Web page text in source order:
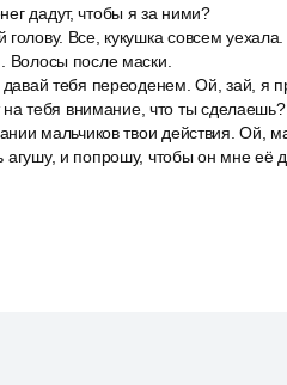
дадут, чтобы я за ними?
Все, кукушка совсем
Волосы после маски.
тебя переоденем. Ой, зай, я
тебя внимание, что ты сделаешь?
мальчиков твои действия. Ой,
и попрошу, чтобы он мне её